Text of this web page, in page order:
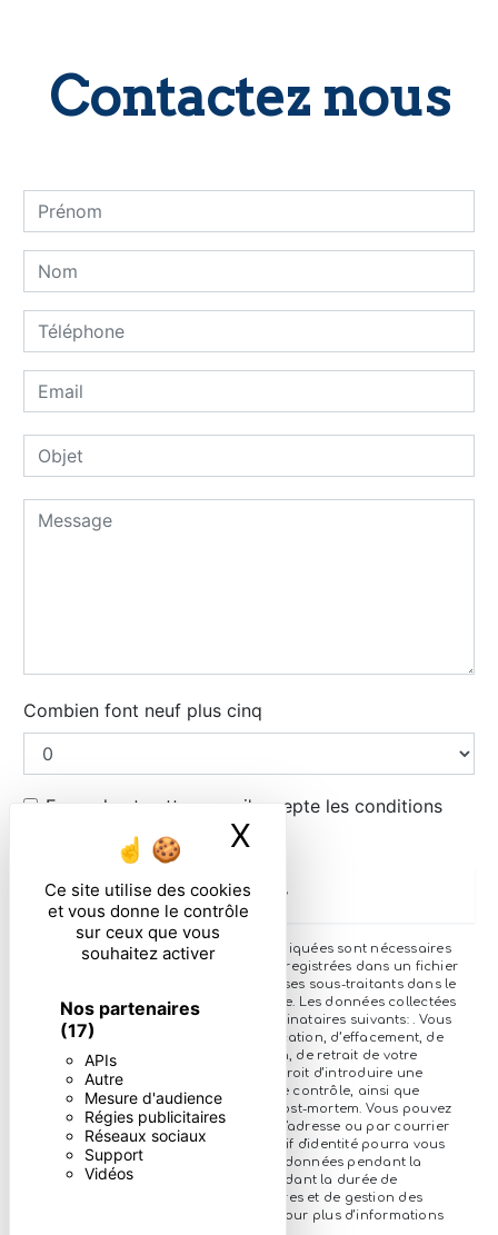
Ce site utilise des cookies
et vous donne le contrôle
sur ceux que vous
souhaitez activer
Nos partenaires
(17)
APIs
Autre
Mesure d'audience
Régies publicitaires
Réseaux sociaux
Support
Vidéos
X
Contactez nous
Combien font neuf plus cinq
En cochant cette case, j'accepte les conditions
particulières ci-dessous **
Envoyer
** Les données personnelles communiquées sont nécessaires
aux fins de vous contacter et sont enregistrées dans un fichier
informatisé. Elles sont destinées à et ses sous-traitants dans le
seul but de répondre à votre message. Les données collectées
seront communiquées aux seuls destinataires suivants: . Vous
disposez de droits d’accès, de rectification, d’effacement, de
portabilité, de limitation, d’opposition, de retrait de votre
consentement à tout moment et du droit d’introduire une
réclamation auprès d’une autorité de contrôle, ainsi que
d’organiser le sort de vos données post-mortem. Vous pouvez
exercer ces droits par voie postale à l'adresse ou par courrier
électronique à l'adresse . Un justificatif d'identité pourra vous
être demandé. Nous conservons vos données pendant la
période de prise de contact puis pendant la durée de
prescription légale aux fins probatoires et de gestion des
contentieux. Consultez le site cnil.fr pour plus d’informations